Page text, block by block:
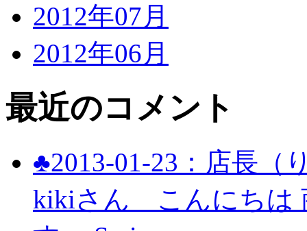
2012年07月
2012年06月
最近のコメント
♣2013-01-23：店長（
kikiさん こんにちは